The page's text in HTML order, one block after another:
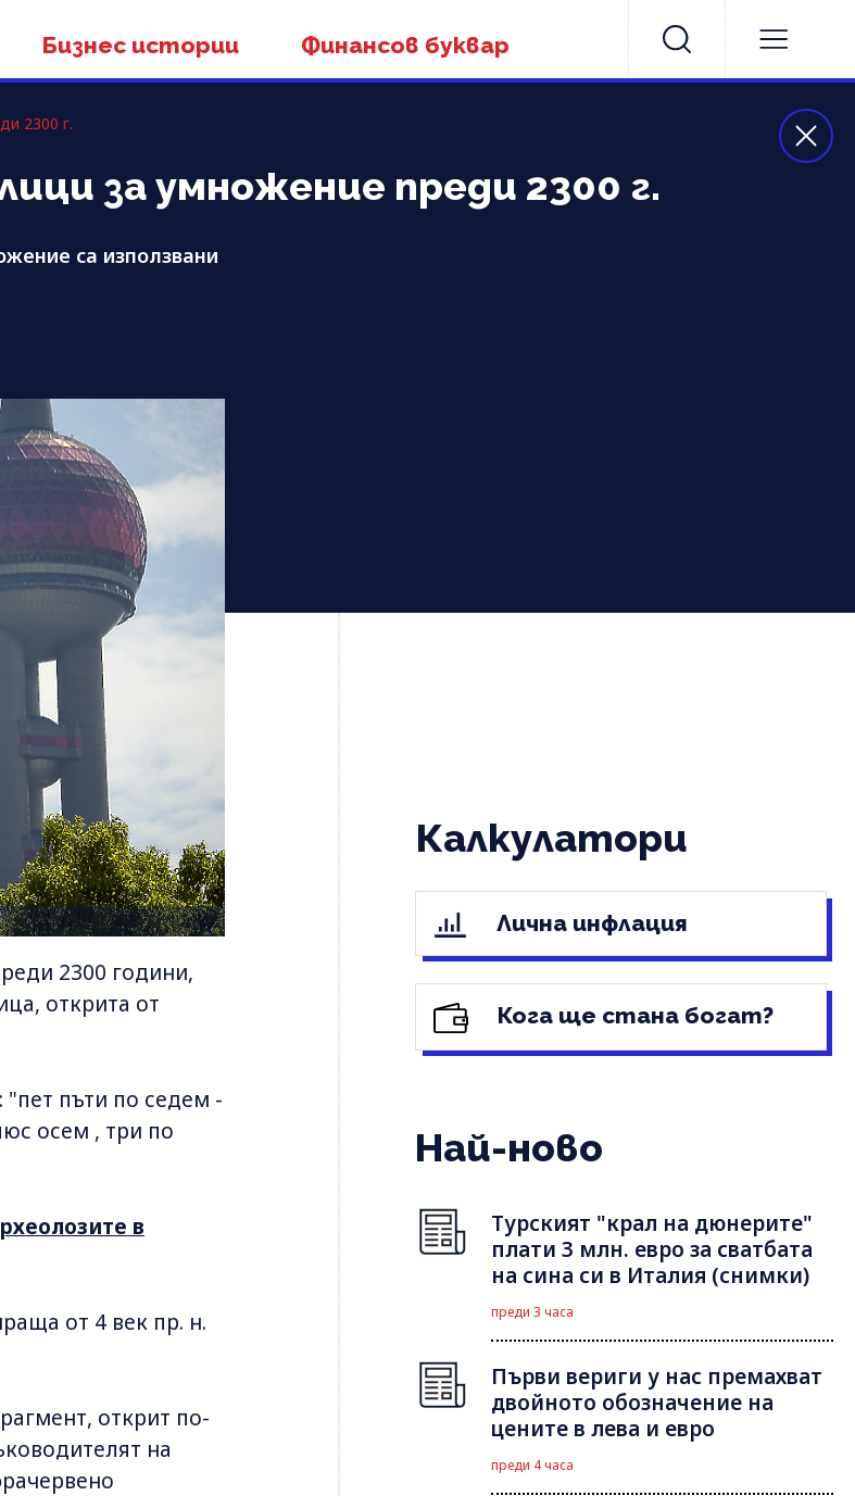
Бизнес истории Финансов буквар
2300 г.
за умножение преди 2300 г.
са използвани
2300 години,
открита от
"пет пъти по седем -
осем , три по
в
от 4 век пр. н.
открит по-
на
Калкулатори
Лична инфлация
Кога ще стана богат?
Най-ново
Турският "крал на дюнерите"
плати 3 млн. евро за сватбата
на сина си в Италия (снимки)
преди 3 часа
Първи вериги у нас премахват
двойното обозначение на
цените в лева и евро
преди 4 часа